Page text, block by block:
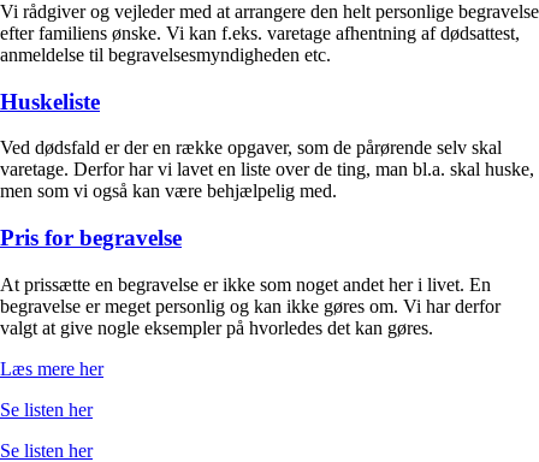
Vi rådgiver og vejleder med at arrangere den helt personlige begravelse
efter familiens ønske. Vi kan f.eks. varetage afhentning af dødsattest,
anmeldelse til begravelsesmyndigheden etc.
Huskeliste
Ved dødsfald er der en række opgaver, som de pårørende selv skal
varetage. Derfor har vi lavet en liste over de ting, man bl.a. skal huske,
men som vi også kan være behjælpelig med.
Pris for begravelse
At prissætte en begravelse er ikke som noget andet her i livet. En
begravelse er meget personlig og kan ikke gøres om. Vi har derfor
valgt at give nogle eksempler på hvorledes det kan gøres.
Læs mere her
Se listen her
Se listen her